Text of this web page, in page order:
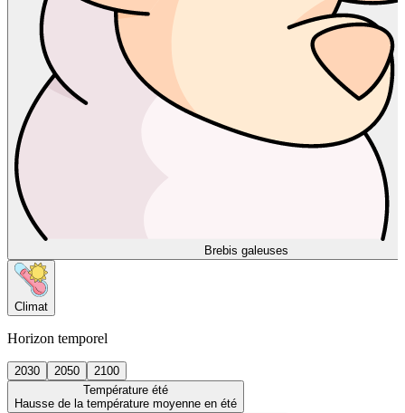
Brebis galeuses
Climat
Horizon temporel
2030 2050
2100
Température été
Hausse de la température moyenne en été